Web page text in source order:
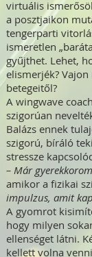
virtuális
a posztjaikon
tengerparti
ismeretlen
gyűjthet. Lehet,
elismerjék?
betegeitől?
A wingwave
szigorúan
Balázs ennek
szigorú, bíráló
stressze
– Már
amikor a fizikai
impulzus, amit
A gyomrot
hogy milyen
ellenséget látni.
kellett volna